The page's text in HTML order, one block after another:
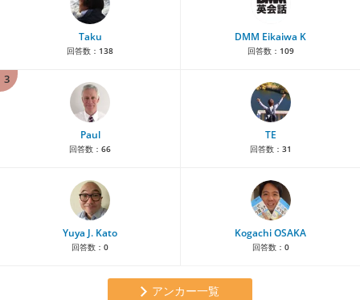
Taku
回答数： 138
DMM Eikaiwa K
回答数： 109
3
Paul
回答数： 66
TE
回答数： 31
Yuya J. Kato
回答数： 0
Kogachi OSAKA
回答数： 0
アンカー一覧